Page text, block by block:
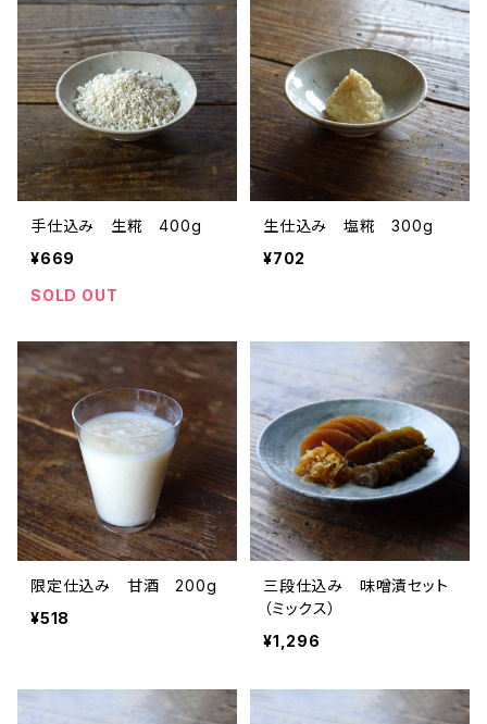
手仕込み 生糀 400g
¥669
SOLD OUT
生仕込み 塩糀 300g
¥702
限定仕込み 甘酒 200g
¥518
三段仕込み 味噌漬セット
（ミックス）
¥1,296